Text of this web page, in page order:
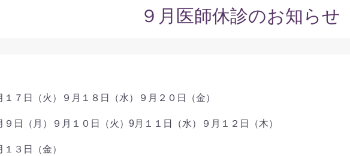
９月医師休診のお知らせ
７日（火）９月１８日（水）９月２０日（金）
日（月）９月１０日（火）9月１１日（水）９月１２日（木）
（金）